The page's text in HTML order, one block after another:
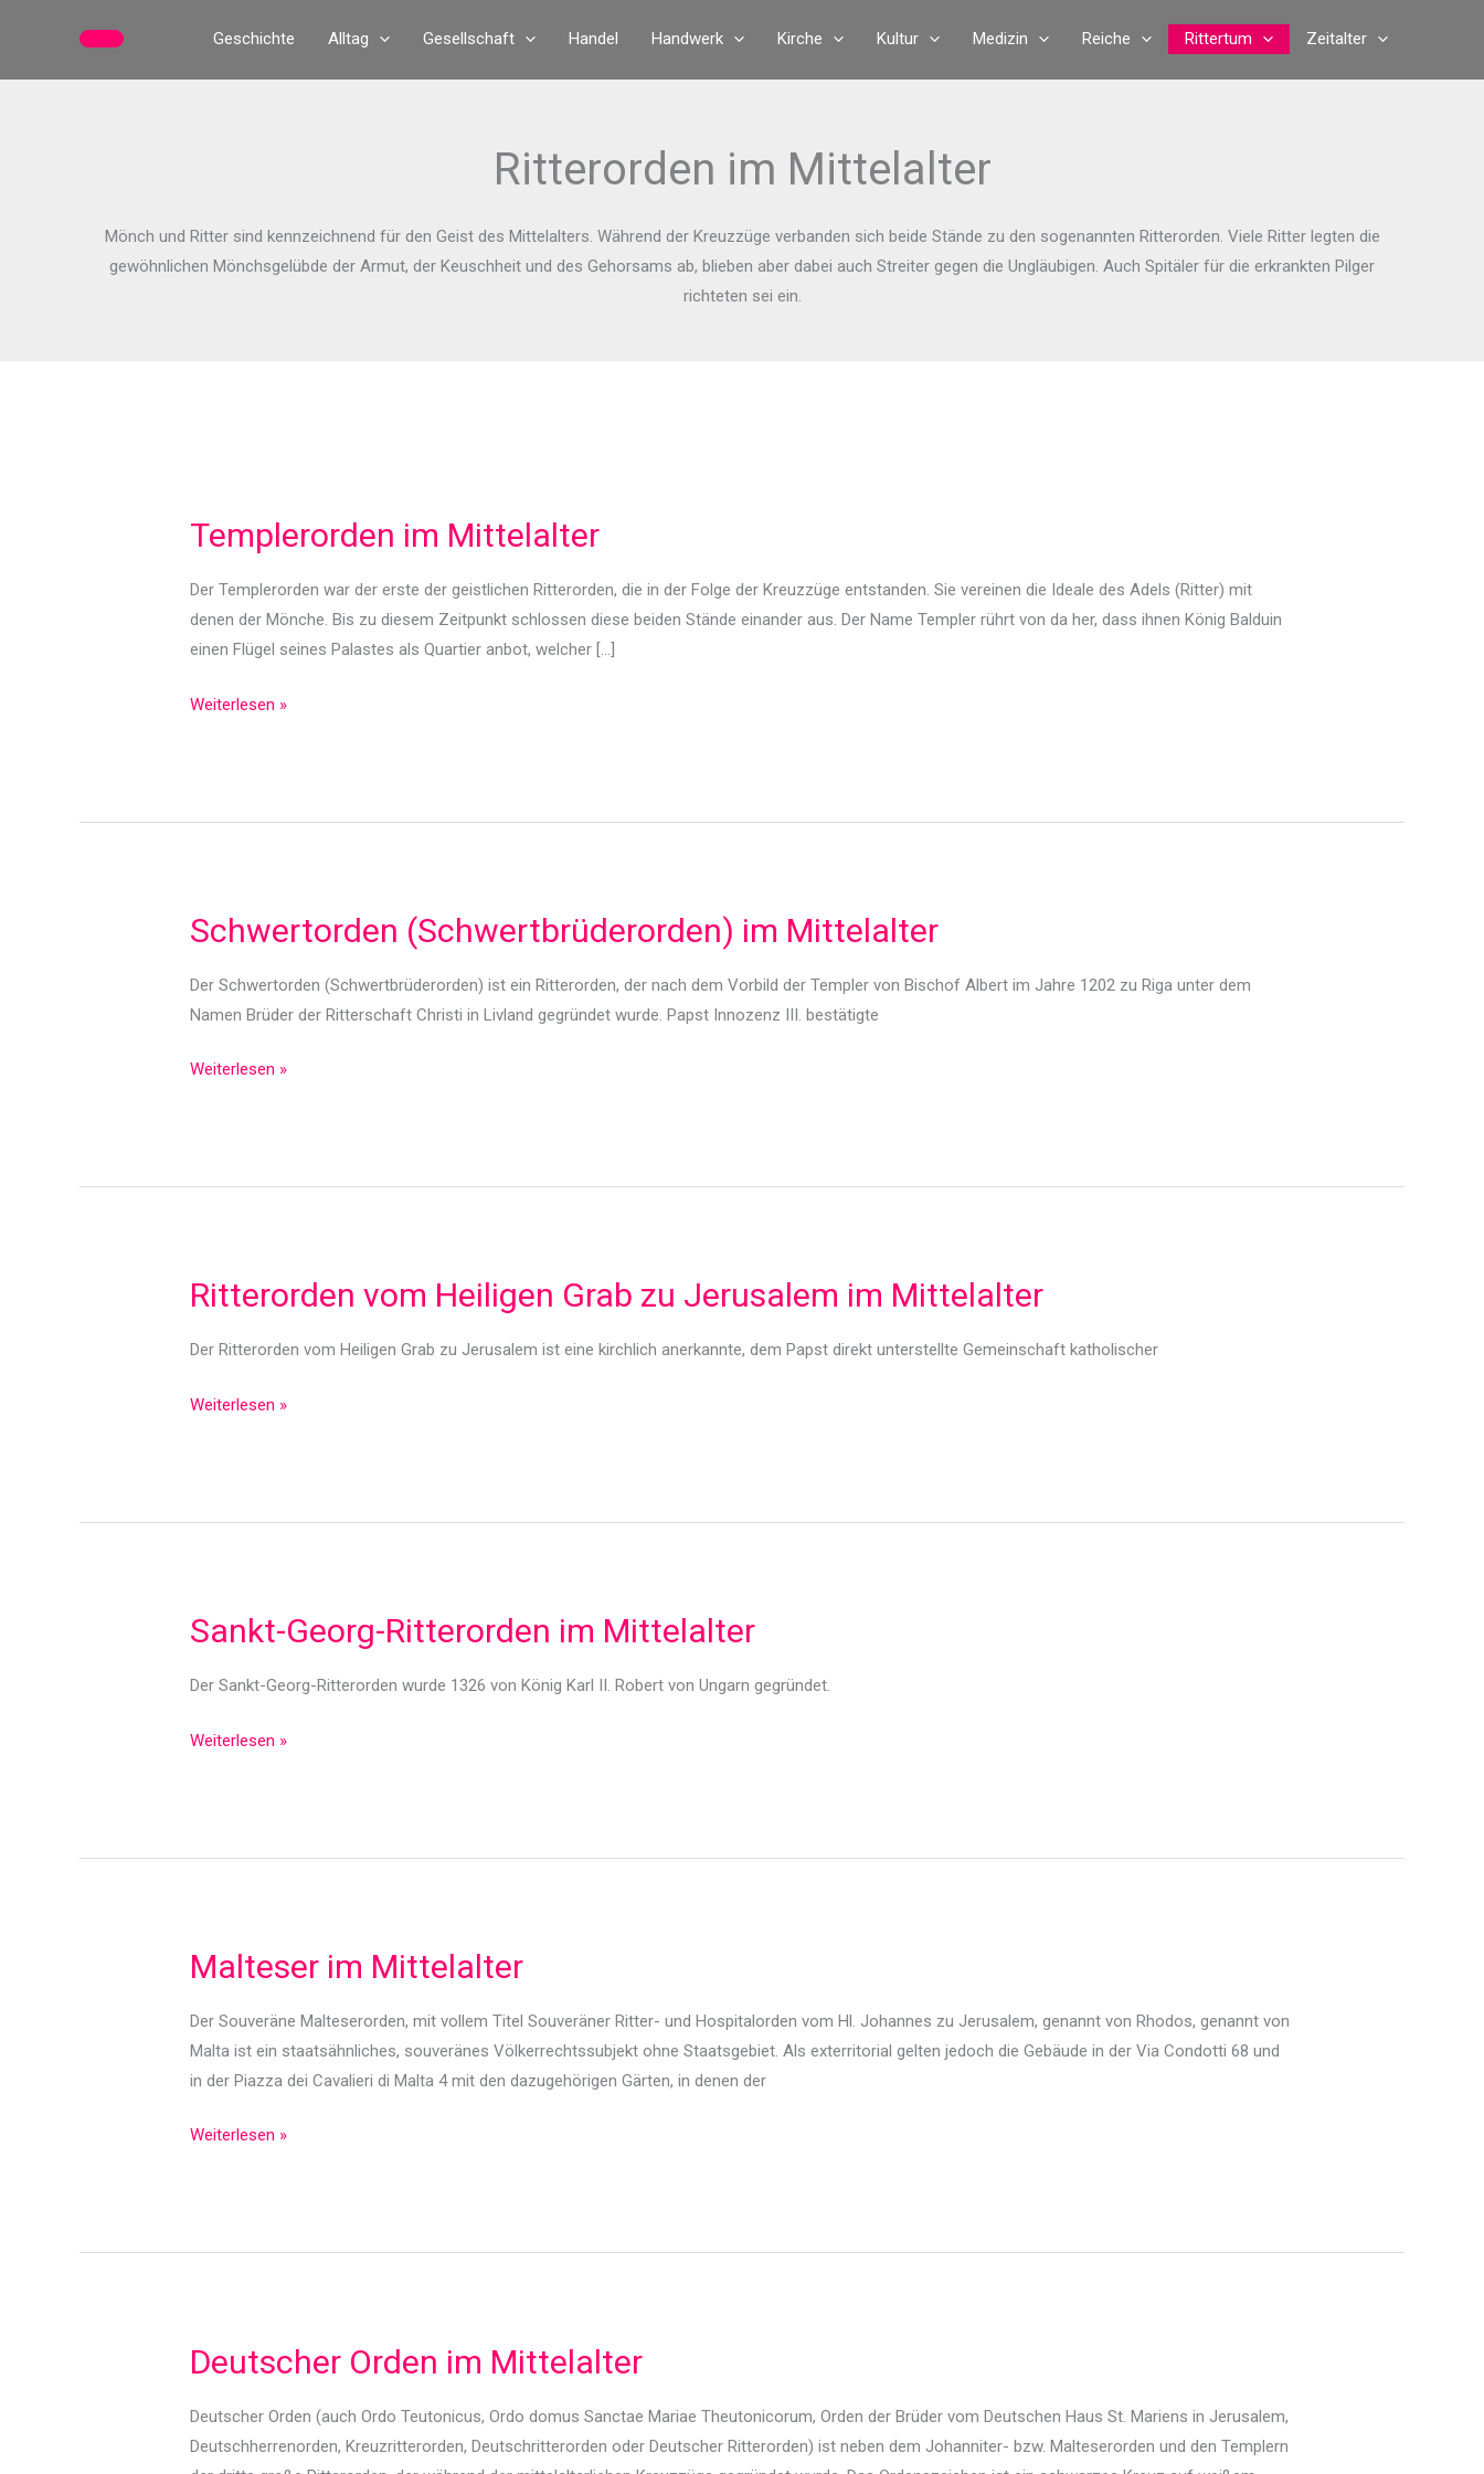
Geschichte Alltag Gesellschaft Handel Handwerk Kirche Kultur Medizin Reiche Rittertum Zeitalter
Ritterorden im Mittelalter
Mönch und Ritter sind kennzeichnend für den Geist des Mittelalters. Während der Kreuzzüge verbanden sich beide Stände zu den sogenannten Ritterorden. Viele Ritter legten die
gewöhnlichen Mönchsgelübde der Armut, der Keuschheit und des Gehorsams ab, blieben aber dabei auch Streiter gegen die Ungläubigen. Auch Spitäler für die erkrankten Pilger
richteten sei ein.
Templerorden im Mittelalter
Der Templerorden war der erste der geistlichen Ritterorden, die in der Folge der Kreuzzüge entstanden. Sie vereinen die Ideale des Adels (Ritter) mit
denen der Mönche. Bis zu diesem Zeitpunkt schlossen diese beiden Stände einander aus. Der Name Templer rührt von da her, dass ihnen König Balduin
einen Flügel seines Palastes als Quartier anbot, welcher […]
Templerorden
Weiterlesen »
Schwertorden (Schwertbrüderorden) im Mittelalter
Der Schwertorden (Schwertbrüderorden) ist ein Ritterorden, der nach dem Vorbild der Templer von Bischof Albert im Jahre 1202 zu Riga unter dem
Namen Brüder der Ritterschaft Christi in Livland gegründet wurde. Papst Innozenz III. bestätigte
Schwertorden
Weiterlesen »
Ritterorden vom Heiligen Grab zu Jerusalem im Mittelalter
Der Ritterorden vom Heiligen Grab zu Jerusalem ist eine kirchlich anerkannte, dem Papst direkt unterstellte Gemeinschaft katholischer
Ritterorden
zu
Weiterlesen »
Sankt-Georg-Ritterorden im Mittelalter
Der Sankt-Georg-Ritterorden wurde 1326 von König Karl II. Robert von Ungarn gegründet.
Sankt-
Mittelalter
Weiterlesen »
Malteser im Mittelalter
Der Souveräne Malteserorden, mit vollem Titel Souveräner Ritter- und Hospitalorden vom Hl. Johannes zu Jerusalem, genannt von Rhodos, genannt von
Malta ist ein staatsähnliches, souveränes Völkerrechtssubjekt ohne Staatsgebiet. Als exterritorial gelten jedoch die Gebäude in der Via Condotti 68 und
in der Piazza dei Cavalieri di Malta 4 mit den dazugehörigen Gärten, in denen der
Malteser
Weiterlesen »
Deutscher Orden im Mittelalter
Deutscher Orden (auch Ordo Teutonicus, Ordo domus Sanctae Mariae Theutonicorum, Orden der Brüder vom Deutschen Haus St. Mariens in Jerusalem,
Deutschherrenorden, Kreuzritterorden, Deutschritterorden oder Deutscher Ritterorden) ist neben dem Johanniter- bzw. Malteserorden und den Templern